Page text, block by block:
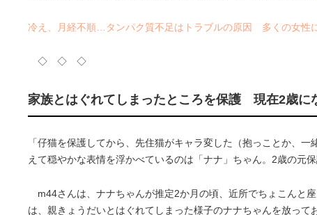
冷え、月経不順…タンパク質不足はトラブルの原因 多くの女性
◇ ◇ ◇
家族とはぐれてしまったところを保護 現在2歳に
「仔猫を保護してから、先住猫がキャラ変した（抱っことか、
えて穏やかな表情を浮かべているのは「ナナ」ちゃん。2歳の元保
m44さんは、ナナちゃんが推定2か月の頃、近所でちょこんと
は、親きょうだいとはぐれてしまった様子のナナちゃんを放っ